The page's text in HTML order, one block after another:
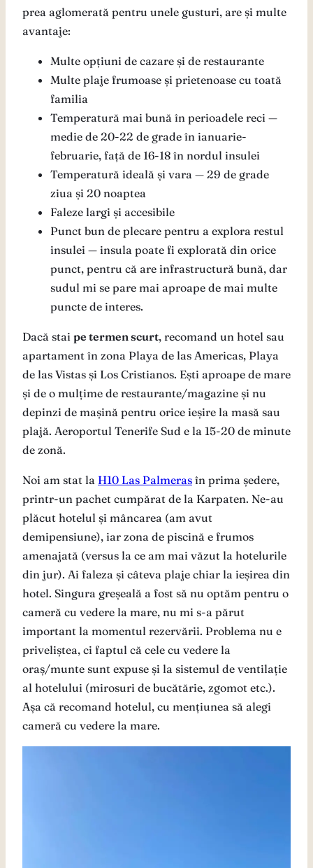
prea aglomerată pentru unele gusturi, are și multe
avantaje:
Multe opțiuni de cazare și de restaurante
Multe plaje frumoase și prietenoase cu toată
familia
Temperatură mai bună în perioadele reci —
medie de 20-22 de grade în ianuarie-
februarie, față de 16-18 în nordul insulei
Temperatură ideală și vara — 29 de grade
ziua și 20 noaptea
Faleze largi și accesibile
Punct bun de plecare pentru a explora restul
insulei — insula poate fi explorată din orice
punct, pentru că are infrastructură bună, dar
sudul mi se pare mai aproape de mai multe
puncte de interes.
Dacă stai pe termen scurt, recomand un hotel sau
apartament în zona Playa de las Americas, Playa
de las Vistas și Los Cristianos. Ești aproape de mare
și de o mulțime de restaurante/magazine și nu
depinzi de mașină pentru orice ieșire la masă sau
plajă. Aeroportul Tenerife Sud e la 15-20 de minute
de zonă.
Noi am stat la H10 Las Palmeras în prima ședere,
printr-un pachet cumpărat de la Karpaten. Ne-au
plăcut hotelul și mâncarea (am avut
demipensiune), iar zona de piscină e frumos
amenajată (versus la ce am mai văzut la hotelurile
din jur). Ai faleza și câteva plaje chiar la ieșirea din
hotel. Singura greșeală a fost să nu optăm pentru o
cameră cu vedere la mare, nu mi s-a părut
important la momentul rezervării. Problema nu e
priveliștea, ci faptul că cele cu vedere la
oraș/munte sunt expuse și la sistemul de ventilație
al hotelului (mirosuri de bucătărie, zgomot etc.).
Așa că recomand hotelul, cu mențiunea să alegi
cameră cu vedere la mare.